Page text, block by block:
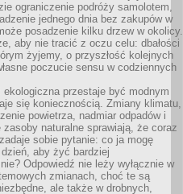
ograniczenie podróży samolotem,
jednego dnia bez zakupów w
posadzenie kilku drzew w okolicy.
aby nie tracić z oczu celu: dbałości
żyjemy, o przyszłość kolejnych
poczucie sensu w codziennych
ekologiczna przestaje być modnym
się koniecznością. Zmiany klimatu,
powietrza, nadmiar odpadów i
zasoby naturalne sprawiają, że coraz
sobie pytanie: co ja mogę
aby żyć bardziej
Odpowiedź nie leży wyłącznie w
zmianach, choć te są
ale także w drobnych,